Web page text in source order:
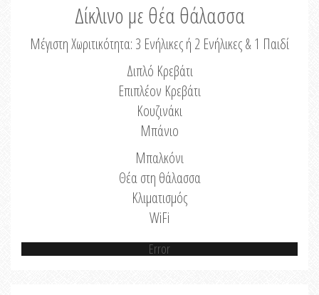
Δίκλινο με θέα θάλασσα
Μέγιστη Χωριτικότητα: 3 Ενήλικες ή 2 Ενήλικες & 1 Παιδί
Διπλό Κρεβάτι
Επιπλέον Κρεβάτι
Κουζινάκι
Μπάνιο
Μπαλκόνι
Θέα στη θάλασσα
Κλιματισμός
WiFi
Error